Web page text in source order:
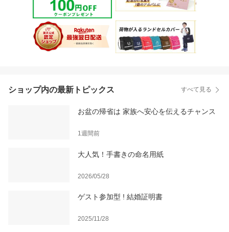
ショップ内の最新トピックス すべて見る
お盆の帰省は 家族へ安心を伝えるチャンス
1週間前
大人気！手書きの命名用紙
2026/05/28
ゲスト参加型 ! 結婚証明書
2025/11/28